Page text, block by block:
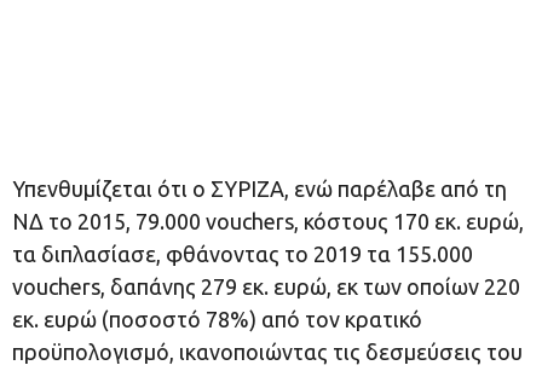
Υπενθυμίζεται ότι ο ΣΥΡΙΖΑ, ενώ παρέλαβε από τη
ΝΔ το 2015, 79.000 vouchers, κόστους 170 εκ. ευρώ,
τα διπλασίασε, φθάνοντας το 2019 τα 155.000
vouchers, δαπάνης 279 εκ. ευρώ, εκ των οποίων 220
εκ. ευρώ (ποσοστό 78%) από τον κρατικό
προϋπολογισμό, ικανοποιώντας τις δεσμεύσεις του